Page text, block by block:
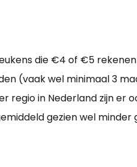
die €4 of €5
(vaak wel minimaal 3
regio in Nederland zijn er
gezien wel minder